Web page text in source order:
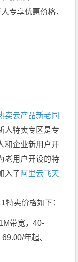
专享优惠价格，
卖云产品新老同
人特卖专区是专
和企业新用户开
老用户开设的特
入了 阿里云飞天
特卖价格如下：
带宽，40-
年起、